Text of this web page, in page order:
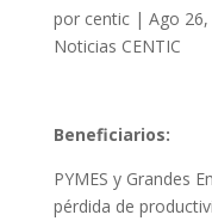
por centic| Ago 26,
Noticias CENTIC
Beneficiarios:
PYMES y Grandes
pérdida de